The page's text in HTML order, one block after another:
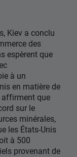
Kiev a conclu
des
espèrent que
à un
en matière de
affirment que
sur le
minérales,
les États-Unis
à 500
provenant de